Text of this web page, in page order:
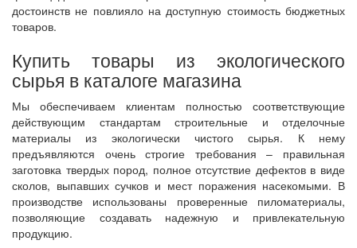
достоинств не повлияло на доступную стоимость бюджетных
товаров.
Купить товары из экологического
сырья в каталоге магазина
Мы обеспечиваем клиентам полностью соответствующие
действующим стандартам строительные и отделочные
материалы из экологически чистого сырья. К нему
предъявляются очень строгие требования – правильная
заготовка твердых пород, полное отсутствие дефектов в виде
сколов, выпавших сучков и мест поражения насекомыми. В
производстве использованы проверенные пиломатериалы,
позволяющие создавать надежную и привлекательную
продукцию.